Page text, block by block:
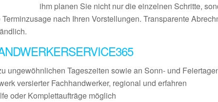
ihm planen Sie nicht nur die einzelnen Schritte,
nach Ihren Vorstellungen. Transparente
ungewöhnlichen Tageszeiten sowie an Sonn- und
versierter Fachhandwerker, regional und erfahren
oder Komplettaufträge möglich